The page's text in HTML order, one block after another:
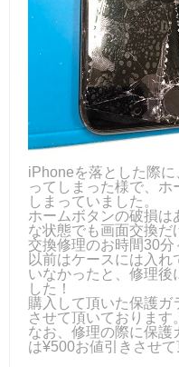
iPhoneを落とした際
ってしまった様で、ホ
しまっていました。
ホームボタンの破損は
な状態でも画面交換だ
交換修理のお時間30分
以前はケースには入
いなかったと、修理後
した！
購入して頂いた保護ガ
させて頂いております。
なお、修理の際に保護
は¥500お値引きさせて